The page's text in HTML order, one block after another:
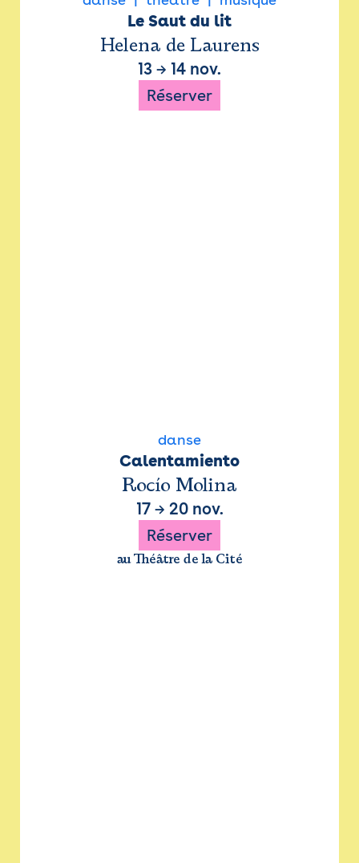
Le Saut du lit
Helena de Laurens
13 → 14 nov.
Réserver
danse
Calentamiento
Rocío Molina
17→ 20 nov.
Réserver
au Théâtre de la Cité